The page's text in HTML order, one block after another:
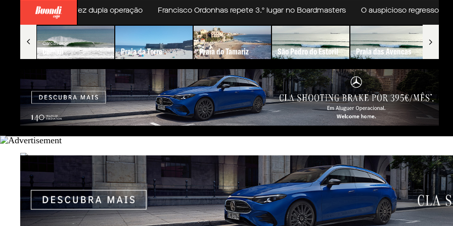
revela que fez dupla operação Francisco Ordonhas repete 3.º lugar no Boardmasters O auspicioso regresso de
Carcavelos
Calhau Praia da Torre Praia do Tamariz São Pedro do Estoril Praia das Avencas